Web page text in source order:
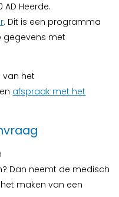
AD Heerde.
. Dit is een programma
gegevens met
van het
afspraak met het
Dan neemt de medisch
maken van een